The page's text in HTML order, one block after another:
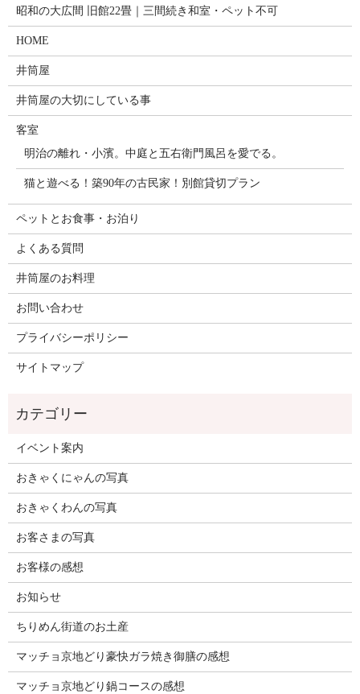
昭和の大広間 旧館22畳｜三間続き和室・ペット不可
HOME
井筒屋
井筒屋の大切にしている事
客室
明治の離れ・小濱。中庭と五右衛門風呂を愛でる。
猫と遊べる！築90年の古民家！別館貸切プラン
ペットとお食事・お泊り
よくある質問
井筒屋のお料理
お問い合わせ
プライバシーポリシー
サイトマップ
イベント案内
おきゃくにゃんの写真
おきゃくわんの写真
お客さまの写真
お客様の感想
お知らせ
ちりめん街道のお土産
マッチョ京地どり豪快ガラ焼き御膳の感想
マッチョ京地どり鍋コースの感想